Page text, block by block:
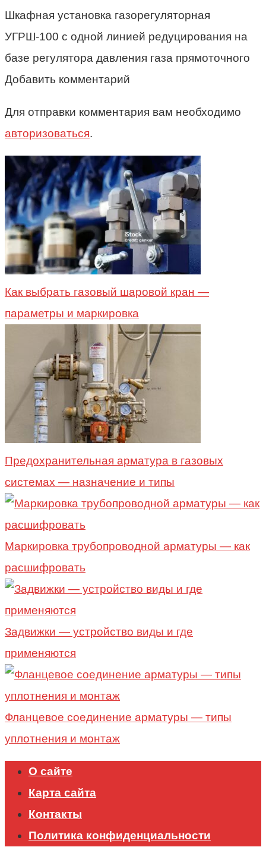
Шкафная установка газорегуляторная
УГРШ-100 с одной линией редуцирования на
базе регулятора давления газа прямоточного
Добавить комментарий
Для отправки комментария вам необходимо
авторизоваться.
Как выбрать газовый шаровой кран —
параметры и маркировка
Предохранительная арматура в газовых
системах — назначение и типы
Маркировка трубопроводной арматуры — как
расшифровать
Задвижки — устройство виды и где
применяются
Фланцевое соединение арматуры — типы
уплотнения и монтаж
О сайте
Карта сайта
Контакты
Политика конфиденциальности